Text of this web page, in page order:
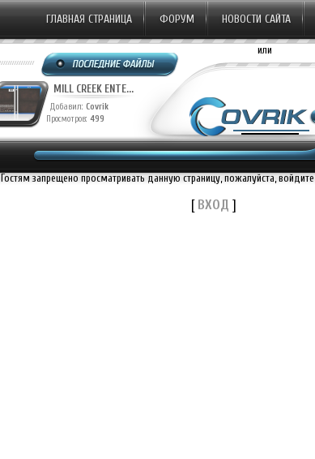
ГЛАВНАЯ СТРАНИЦА ФОРУМ НОВОСТИ САЙТА
20TH CENTURY ST...
Добавил:Covrik
Просмотров:1220
Добавил:
Просмотров:1135
или
Гостям запрещено просматривать данную страницу, пожалуйста,
[ВХОД ]